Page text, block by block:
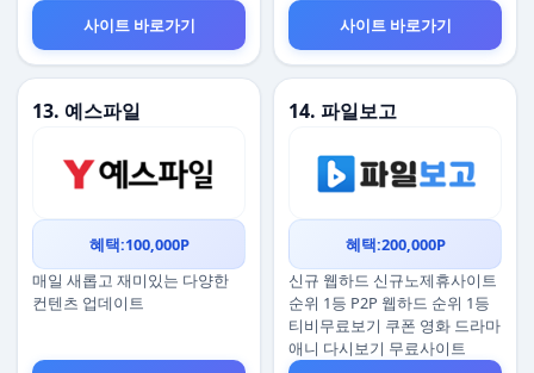
사이트 바로가기
사이트 바로가기
13. 예스파일
혜택:100,000P
매일 새롭고 재미있는 다양한
컨텐츠 업데이트
14. 파일보고
혜택:200,000P
신규 웹하드 신규노제휴사이트
순위 1등 P2P 웹하드 순위 1등
티비무료보기 쿠폰 영화 드라마
애니 다시보기 무료사이트